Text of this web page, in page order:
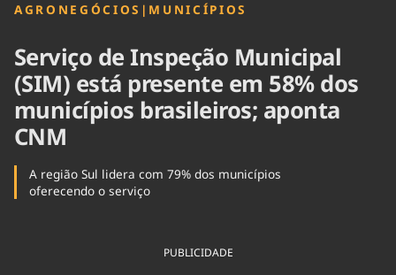
AGRONEGÓCIOS | MUNICÍPIOS
Serviço de Inspeção Municipal
(SIM) está presente em 58% dos
municípios brasileiros; aponta
CNM
A região Sul lidera com 79% dos municípios
oferecendo o serviço
PUBLICIDADE